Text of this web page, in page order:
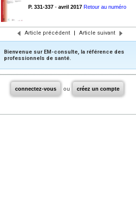
P. 331-337 - avril 2017 Retour au numéro
Article précédent | Article suivant
Bienvenue sur EM-consulte, la référence des
professionnels de santé.
connectez-vous ou créez un compte